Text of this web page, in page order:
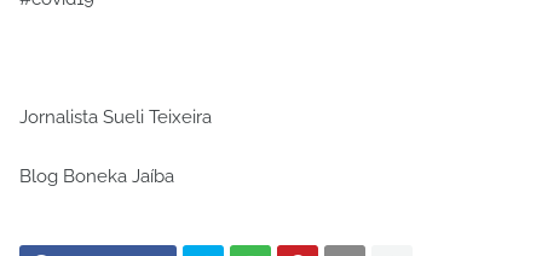
Jornalista Sueli Teixeira
Blog Boneka Jaíba